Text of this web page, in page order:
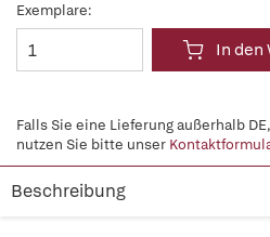
Exemplare:
In den
Falls Sie eine Lieferung außerhalb
nutzen Sie bitte unser
Beschreibung